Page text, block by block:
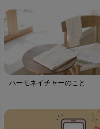
ハーモネイチャーのこと